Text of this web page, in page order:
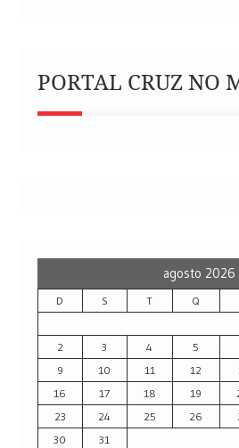
PORTAL CRUZ NO
agosto 2026
D S T Q
2
3 4 5
9
10 11 12
16
17 18 19
23
24 25 26
30
31